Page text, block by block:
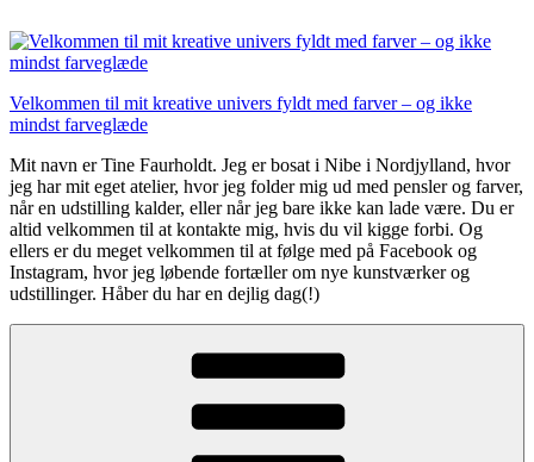
til
indhold
Velkommen til mit kreative univers fyldt med farver – og ikke
mindst farveglæde
Mit navn er Tine Faurholdt. Jeg er bosat i Nibe i Nordjylland, hvor
jeg har mit eget atelier, hvor jeg folder mig ud med pensler og farver,
når en udstilling kalder, eller når jeg bare ikke kan lade være. Du er
altid velkommen til at kontakte mig, hvis du vil kigge forbi. Og
ellers er du meget velkommen til at følge med på Facebook og
Instagram, hvor jeg løbende fortæller om nye kunstværker og
udstillinger. Håber du har en dejlig dag(!)